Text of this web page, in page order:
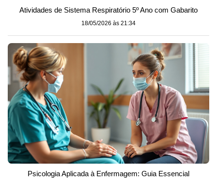
Atividades de Sistema Respiratório 5º Ano com Gabarito
18/05/2026 às 21:34
Psicologia Aplicada à Enfermagem: Guia Essencial